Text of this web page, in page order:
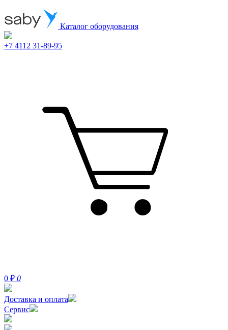
Каталог оборудования
+7 4112 31-89-95
0 ₽ 0
Доставка и оплата
Сервис